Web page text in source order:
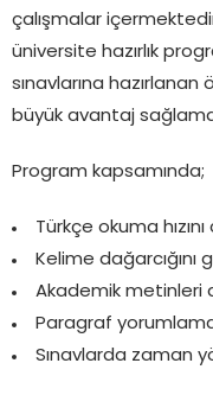
çalışmalar
üniversite hazırlık
sınavlarına hazırlanan
büyük avantaj
Program kapsamında;
Türkçe okuma hızını
Kelime dağarcığını
Akademik metinleri
Paragraf
Sınavlarda zaman